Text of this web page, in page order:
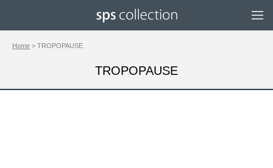
Home > TROPOPAUSE
TROPOPAUSE